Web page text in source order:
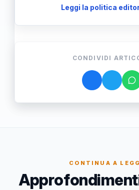
Leggi la politica
CONDIVIDI
CONTINUA A